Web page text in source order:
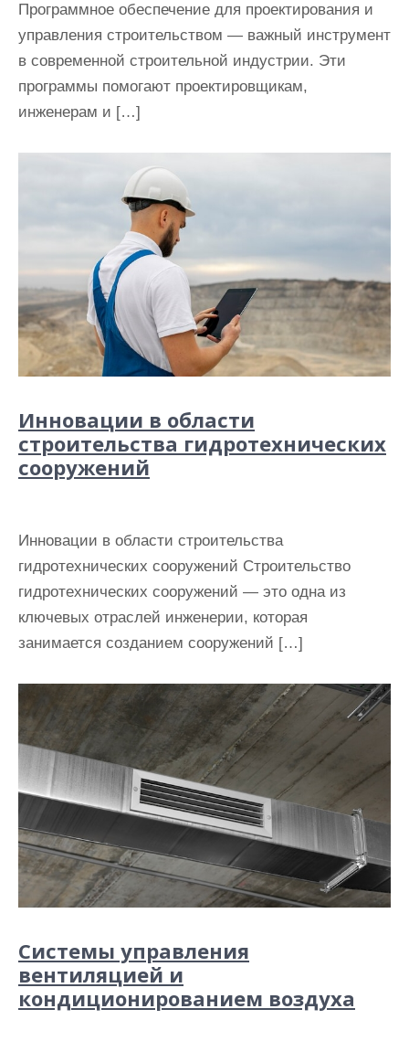
Программное обеспечение для проектирования и
управления строительством — важный инструмент
в современной строительной индустрии. Эти
программы помогают проектировщикам,
инженерам и […]
Инновации в области
строительства гидротехнических
сооружений
Инновации в области строительства
гидротехнических сооружений Строительство
гидротехнических сооружений — это одна из
ключевых отраслей инженерии, которая
занимается созданием сооружений […]
Системы управления
вентиляцией и
кондиционированием воздуха